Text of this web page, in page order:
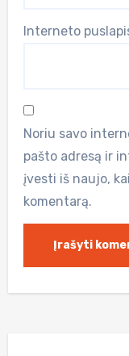
Interneto
Noriu savo
pašto adresą ir
įvesti iš naujo,
komentarą.